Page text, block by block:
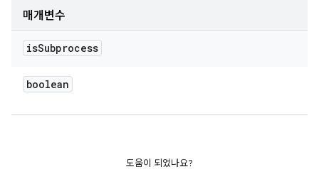
매개변수
isSubprocess
boolean
도움이 되었나요?